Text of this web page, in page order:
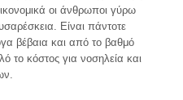
οι άνθρωποι γύρω
Είναι πάντοτε
βέβαια και από το βαθμό
το κόστος για νοσηλεία και